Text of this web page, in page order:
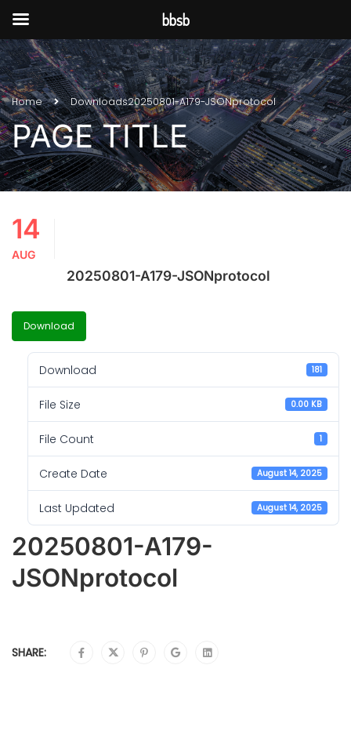
Home Downloads20250801-A179-JSONprotocol
PAGE TITLE
14
AUG
20250801-A179-JSONprotocol
Download
Download 181
File Size 0.00 KB
File Count 1
Create Date August 14, 2025
Last Updated August 14, 2025
20250801-A179-
JSONprotocol
SHARE:
bbsb